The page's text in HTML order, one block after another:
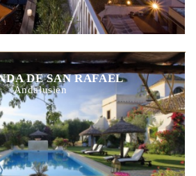
DE SAN RAFAEL
Andalusien